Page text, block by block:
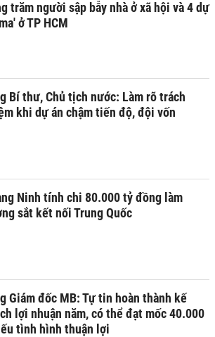
trăm người sập bẫy nhà ở xã hội và 4 dự
ở TP HCM
Bí thư, Chủ tịch nước: Làm rõ trách
khi dự án chậm tiến độ, đội vốn
Ninh tính chi 80.000 tỷ đồng làm
sắt kết nối Trung Quốc
Giám đốc MB: Tự tin hoàn thành kế
lợi nhuận năm, có thể đạt mốc 40.000
tình hình thuận lợi